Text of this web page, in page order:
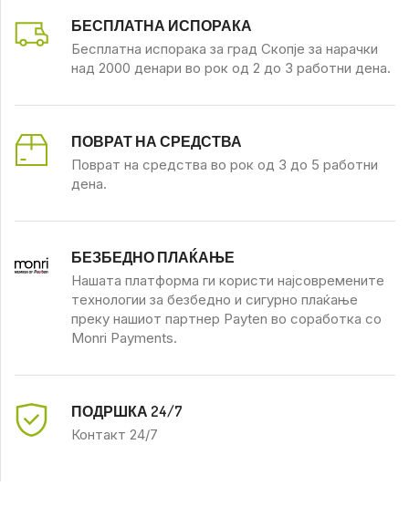
БЕСПЛАТНА ИСПОРАКА
Бесплатна испорака за град Скопје за нарачки
над 2000 денари во рок од 2 до 3 работни дена.
ПОВРАТ НА СРЕДСТВА
Поврат на средства во рок од 3 до 5 работни
дена.
БЕЗБЕДНО ПЛАЌАЊЕ
Нашата платформа ги користи најсовремените
технологии за безбедно и сигурно плаќање
преку нашиот партнер Payten во соработка со
Monri Payments.
ПОДРШКА 24/7
Контакт 24/7